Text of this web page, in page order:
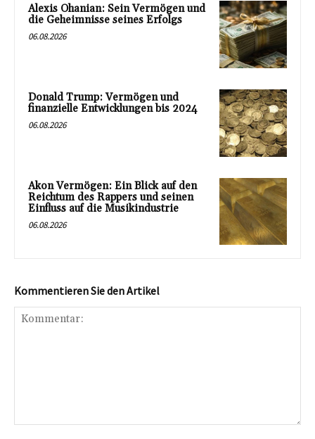
Alexis Ohanian: Sein Vermögen und
die Geheimnisse seines Erfolgs
06.08.2026
Donald Trump: Vermögen und
finanzielle Entwicklungen bis 2024
06.08.2026
Akon Vermögen: Ein Blick auf den
Reichtum des Rappers und seinen
Einfluss auf die Musikindustrie
06.08.2026
Kommentieren Sie den Artikel